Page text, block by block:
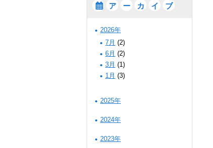
ア ー カ イ ブ
2026年
7月 (2)
6月 (2)
3月 (1)
1月 (3)
2025年
2024年
2023年